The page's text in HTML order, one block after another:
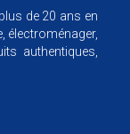
de 20 ans en
électroménager,
authentiques,